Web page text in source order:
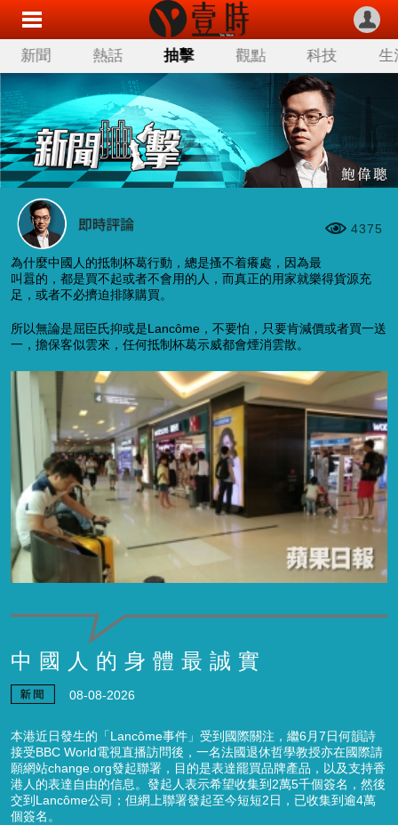
新聞 熱話 抽擊 觀點 科技 生
4375
為什麼中國人的抵制杯葛行動，總是搔不着癢處，因為最
叫囂的，都是買不起或者不會用的人，而真正的用家就樂得貨源充
足，或者不必擠迫排隊購買。
所以無論是屈臣氏抑或是Lancôme，不要怕，只要肯減價或者買一送
一，擔保客似雲來，任何抵制杯葛示威都會煙消雲散。
中國人的身體最誠實
08-08-2026
本港近日發生的「Lancôme事件」受到國際關注，繼6月7日何韻詩
接受BBC World電視直播訪問後，一名法國退休哲學教授亦在國際請
願網站change.org發起聯署，目的是表達罷買品牌產品，以及支持香
港人的表達自由的信息。發起人表示希望收集到2萬5千個簽名，然後
交到Lancôme公司；但網上聯署發起至今短短2日，已收集到逾4萬
個簽名。